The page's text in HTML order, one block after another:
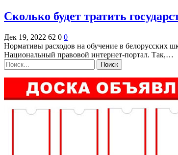
Сколько будет тратить
Дек 19, 2022 62 0 0
Нормативы расходов на обучение в белорусских
Национальный правовой интернет-портал. Так,…